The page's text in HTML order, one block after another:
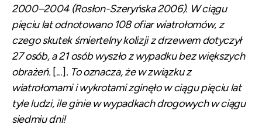
2000–2004 (Rosłon-Szeryńska 2006). W ciągu
pięciu lat odnotowano 108 ofiar wiatrołomów, z
czego skutek śmiertelny kolizji z drzewem dotyczył
27 osób, a 21 osób wyszło z wypadku bez większych
obrażeń. [...]. To oznacza, że w związku z
wiatrołomami i wykrotami zginęło w ciągu pięciu lat
tyle ludzi, ile ginie w wypadkach drogowych w ciągu
siedmiu dni!